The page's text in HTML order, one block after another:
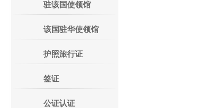
驻该国使领馆
该国驻华使领馆
护照旅行证
签证
公证认证